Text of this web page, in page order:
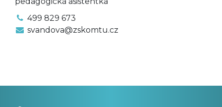
499 829 673
svandova@zskomtu.cz